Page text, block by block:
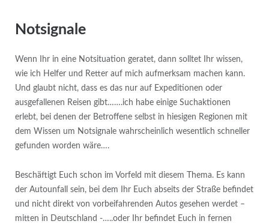
Notsignale
Wenn Ihr in eine Notsituation geratet, dann solltet Ihr wissen,
wie ich Helfer und Retter auf mich aufmerksam machen kann.
Und glaubt nicht, dass es das nur auf Expeditionen oder
ausgefallenen Reisen gibt…….ich habe einige Suchaktionen
erlebt, bei denen der Betroffene selbst in hiesigen Regionen mit
dem Wissen um Notsignale wahrscheinlich wesentlich schneller
gefunden worden wäre….
Beschäftigt Euch schon im Vorfeld mit diesem Thema. Es kann
der Autounfall sein, bei dem Ihr Euch abseits der Straße befindet
und nicht direkt von vorbeifahrenden Autos gesehen werdet –
mitten in Deutschland -…..oder Ihr befindet Euch in fernen